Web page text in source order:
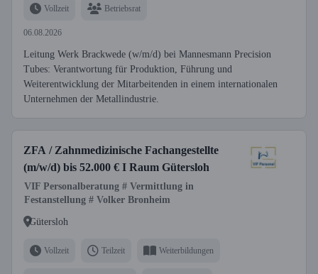
Vollzeit Betriebsrat
06.08.2026
Leitung Werk Brackwede (w/m/d) bei Mannesmann Precision
Tubes: Verantwortung für Produktion, Führung und
Weiterentwicklung der Mitarbeitenden in einem internationalen
Unternehmen der Metallindustrie.
ZFA / Zahnmedizinische Fachangestellte
(m/w/d) bis 52.000 € I Raum Gütersloh
VIF Personalberatung # Vermittlung in
Festanstellung # Volker Bronheim
Gütersloh
Vollzeit Teilzeit Weiterbildungen